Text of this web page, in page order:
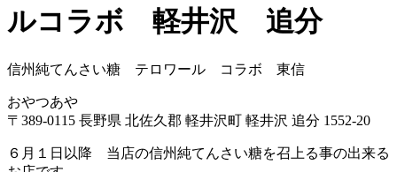
ルコラボ 軽井沢 追分
信州純てんさい糖 テロワール コラボ 東信
おやつあや
〒389-0115 長野県 北佐久郡 軽井沢町 軽井沢 追分 1552-20
６月１日以降 当店の信州純てんさい糖を召上る事の出来る